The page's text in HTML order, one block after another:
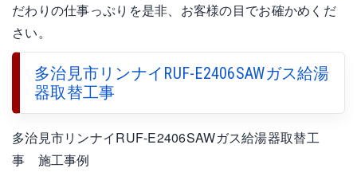
だわりの仕事っぷりを是非、お客様の目でお確かめくだ
さい。
多治見市リンナイRUF-E2406SAWガス給湯
器取替工事
多治見市リンナイRUF-E2406SAWガス給湯器取替工
事 施工事例